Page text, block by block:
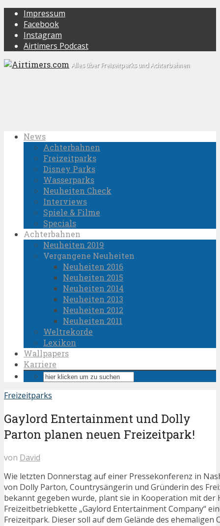
Impressum
Facebook
Instagram
Airtimers Podcast
Alles über Freizeitparks und Achterbahnen
News
Achterbahnen
Freizeitparks
Disney Parks
Wasserparks
Neuheiten Check
Interviews
Spiele & Filme
Specials
Achterbahnen
Neuheiten 2019
Vergangene Neuheiten
Neuheiten 2016
Neuheiten 2015
Neuheiten 2014
Neuheiten 2013
Neuheiten 2012
Neuheiten 2011
Weltrekorde
Lexikon
Wallpapers
Karriere
Freizeitparks
Gaylord Entertainment und Dolly
Parton planen neuen Freizeitpark!
von David
Wie letzten Donnerstag auf einer Pressekonferenz in
von Dolly Parton, Countrysängerin und Gründerin des
bekannt gegeben wurde, plant sie in Kooperation mit der
Freizeitbetriebkette „Gaylord Entertainment Company“
Freizeitpark. Dieser soll auf dem Gelände des ehemaligen